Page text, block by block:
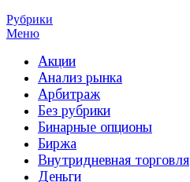
Рубрики
Меню
Акции
Анализ рынка
Арбитраж
Без рубрики
Бинарные опционы
Биржа
Внутридневная торговля
Деньги